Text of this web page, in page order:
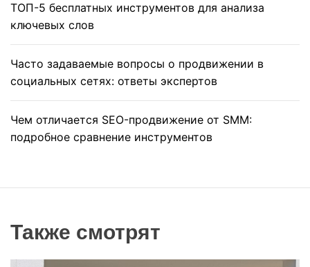
ТОП-5 бесплатных инструментов для анализа
ключевых слов
Часто задаваемые вопросы о продвижении в
социальных сетях: ответы экспертов
Чем отличается SEO-продвижение от SMM:
подробное сравнение инструментов
Также смотрят